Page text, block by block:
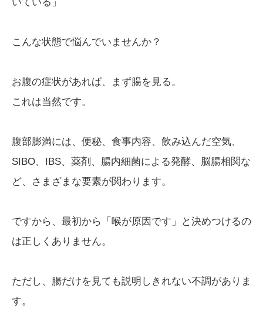
こんな状態で悩んでいませんか？
お腹の症状があれば、まず腸を見る。
これは当然です。
腹部膨満には、便秘、食事内容、飲み込んだ空気、
SIBO、IBS、薬剤、腸内細菌による発酵、脳腸相関な
ど、さまざまな要素が関わります。
ですから、最初から「喉が原因です」と決めつけるの
は正しくありません。
ただし、腸だけを見ても説明しきれない不調がありま
す。